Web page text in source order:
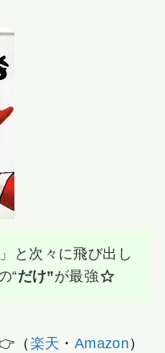
」と次々に飛び出し
“だけ”が最強
（ 楽天 ・ Amazon ）